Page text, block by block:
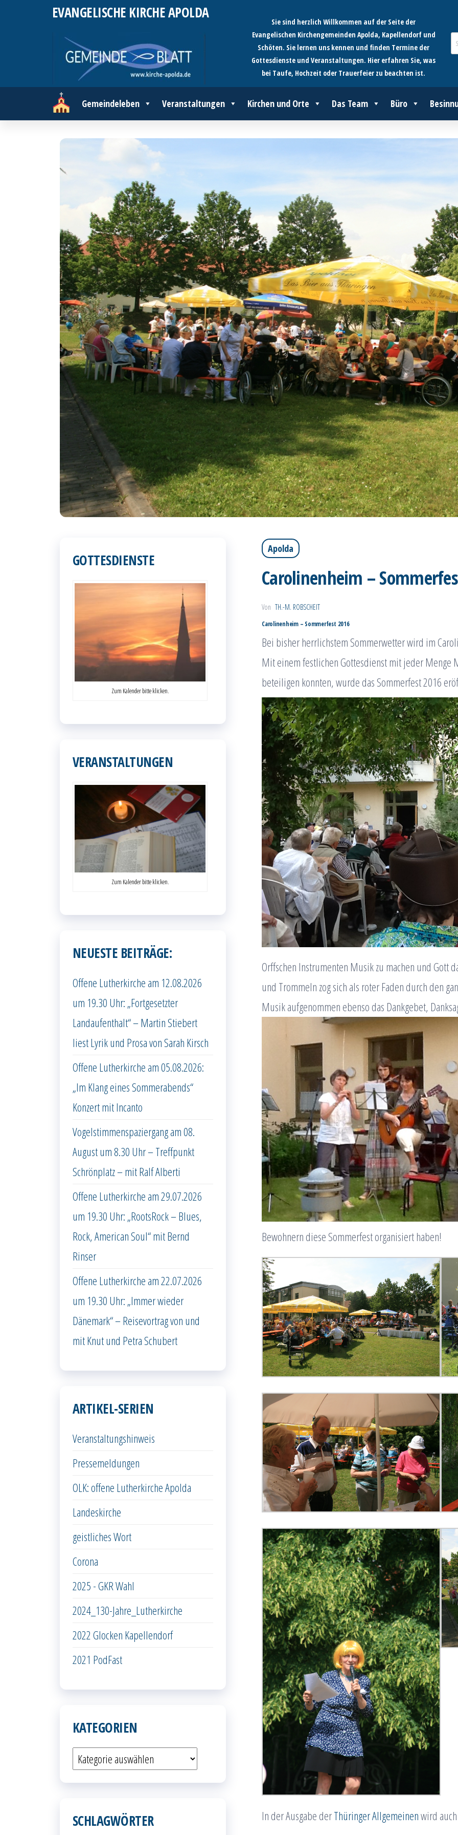
EVANGELISCHE KIRCHE APOLDA
Sie sind herzlich Willkommen auf der Seite der
Evangelischen Kirchengemeinden Apolda, Kapellendorf und
Schöten. Sie lernen uns kennen und finden Termine der
Gottesdienste und Veranstaltungen. Hier erfahren Sie, was
bei Taufe, Hochzeit oder Trauerfeier zu beachten ist.
Gemeindeleben Veranstaltungen Kirchen und Orte Das Team Büro
Apolda
Carolinenheim –
Von TH.-M. ROBSCHEIT
Carolinenheim – Sommerfest 2016
Bei bisher herrlichstem Sommerwetter wird im
Mit einem festlichen Gottesdienst mit jeder Menge
beteiligen konnten, wurde das Sommerfest 2016
Orffschen Instrumenten Musik zu machen und Gott
und Trommeln zog sich als roter Faden durch den
Musik aufgenommen ebenso das Dankgebet,
Bewohnern diese Sommerfest organisiert haben!
In der Ausgabe derThüringer Allgemeinenwird
GOTTESDIENSTE
Zum Kalender bitte klicken.
VERANSTALTUNGEN
Zum Kalender bitte klicken.
NEUESTE BEITRÄGE:
Offene Lutherkirche am 12.08.2026
um 19.30 Uhr: „Fortgesetzter
Landaufenthalt“ – Martin Stiebert
liest Lyrik und Prosa von Sarah Kirsch
Offene Lutherkirche am 05.08.2026:
„Im Klang eines Sommerabends“
Konzert mit Incanto
Vogelstimmenspaziergang am 08.
August um 8.30 Uhr – Treffpunkt
Schrönplatz – mit Ralf Alberti
Offene Lutherkirche am 29.07.2026
um 19.30 Uhr: „RootsRock – Blues,
Rock, American Soul“ mit Bernd
Rinser
Offene Lutherkirche am 22.07.2026
um 19.30 Uhr: „Immer wieder
Dänemark“ – Reisevortrag von und
mit Knut und Petra Schubert
ARTIKEL-SERIEN
Veranstaltungshinweis
Pressemeldungen
OLK: offene Lutherkirche Apolda
Landeskirche
geistliches Wort
Corona
2025 - GKR Wahl
2024_130-Jahre_Lutherkirche
2022 Glocken Kapellendorf
2021 PodFast
KATEGORIEN
Kategorien
SCHLAGWÖRTER